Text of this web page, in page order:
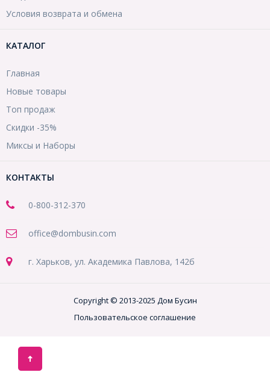
Условия возврата и обмена
КАТАЛОГ
Главная
Новые товары
Топ продаж
Скидки -35%
Миксы и Наборы
КОНТАКТЫ
0-800-312-370
office@dombusin.com
г. Харьков, ул. Академика Павлова, 142б
Copyright © 2013-2025 Дом Бусин
Пользовательское соглашение